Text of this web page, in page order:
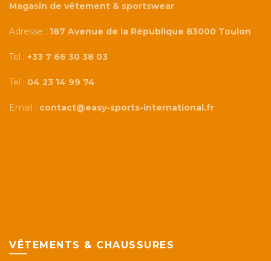
Magasin de vêtement & sportswear
Adresse : 187 Avenue de la République 83000 Toulon
Tel : +33 7 66 30 38 03
Tel : 04 23 14 99 74
Email : contact@easy-sports-international.fr
VÊTEMENTS & CHAUSSURES